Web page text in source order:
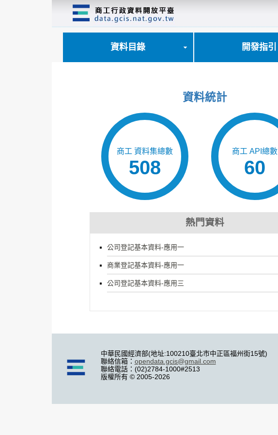
資料目錄 開發指引
資料統計
商工 資料集總數
508
商工 API總數
60
熱門資料
公司登記基本資料-應用一
商業登記基本資料-應用一
公司登記基本資料-應用三
中華民國經濟部(地址:100210臺北市中正區福州街15號)
聯絡信箱： opendata.gcis@gmail.com
聯絡電話：(02)2784-1000#2513
版權所有 © 2005-2026